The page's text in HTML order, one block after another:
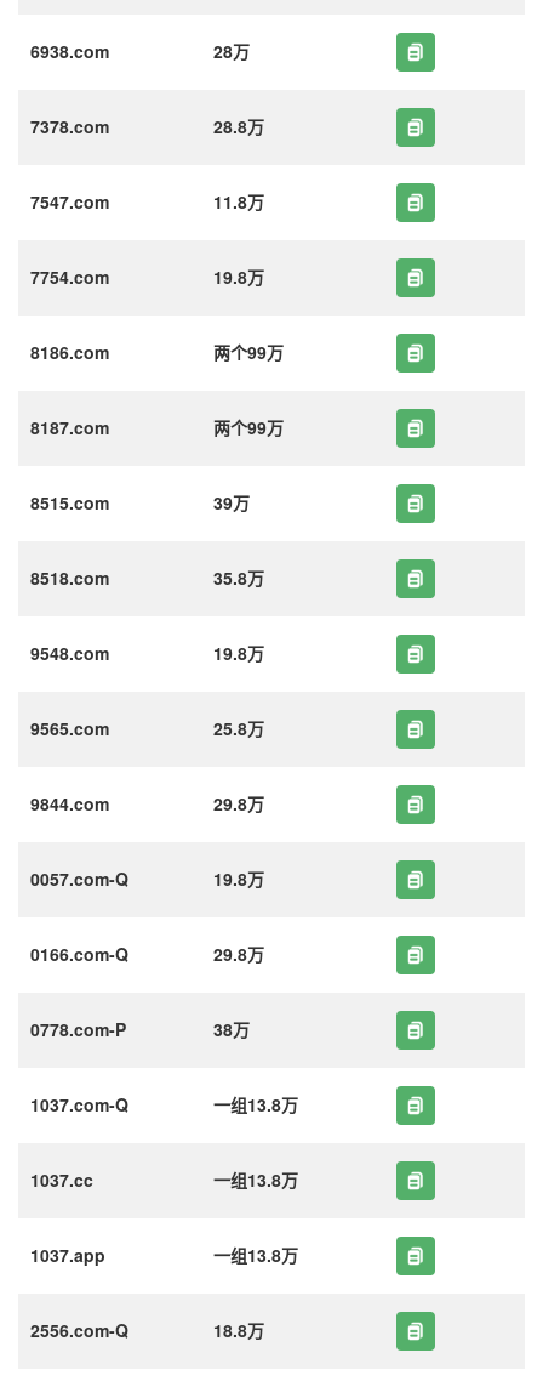
6938.com 28万
7378.com 28.8万
7547.com 11.8万
7754.com 19.8万
8186.com 两个99万
8187.com 两个99万
8515.com 39万
8518.com 35.8万
9548.com 19.8万
9565.com 25.8万
9844.com 29.8万
0057.com-Q 19.8万
0166.com-Q 29.8万
0778.com-P 38万
1037.com-Q 一组13.8万
1037.cc 一组13.8万
1037.app 一组13.8万
2556.com-Q 18.8万